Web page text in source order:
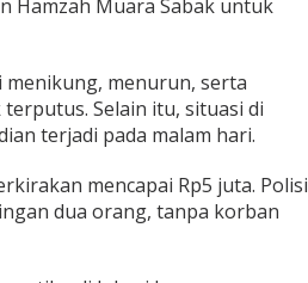
Hamzah Muara Sabak untuk
menikung, menurun, serta
Selain itu, situasi di
terjadi pada malam hari.
mencapai Rp5 juta. Polisi
dua orang, tanpa korban